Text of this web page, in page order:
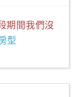
期間我們沒
型